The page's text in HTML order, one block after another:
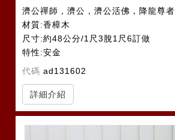
濟公禪師，濟公，濟公活佛，降龍尊者
材質:香樟木
尺寸:約48公分/1尺3脫1尺6訂做
特性:安金
1尺3脫1尺6訂做
代碼 ad131602
詳細介紹